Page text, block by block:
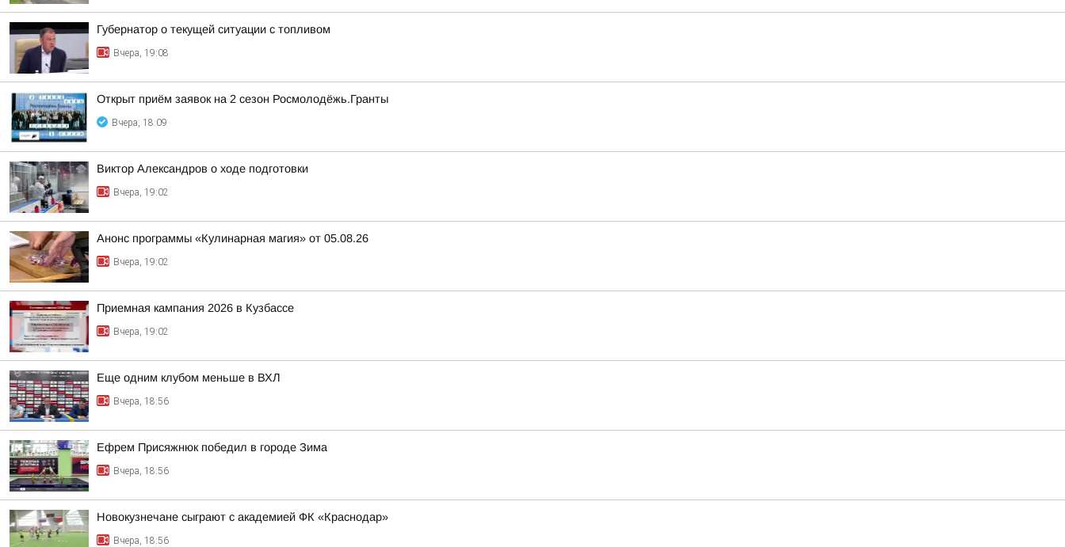
Губернатор о текущей ситуации с топливом
Вчера, 19:08
Открыт приём заявок на 2 сезон Росмолодёжь.Гранты
Вчера, 18:09
Виктор Александров о ходе подготовки
Вчера, 19:02
Анонс программы «Кулинарная магия» от 05.08.26
Вчера, 19:02
Приемная кампания 2026 в Кузбассе
Вчера, 19:02
Еще одним клубом меньше в ВХЛ
Вчера, 18:56
Ефрем Присяжнюк победил в городе Зима
Вчера, 18:56
Новокузнечане сыграют с академией ФК «Краснодар»
Вчера, 18:56